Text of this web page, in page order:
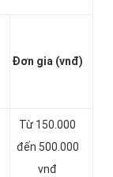
Đơn gia (vnđ)
Từ 150.000
đến 500.000
vnđ